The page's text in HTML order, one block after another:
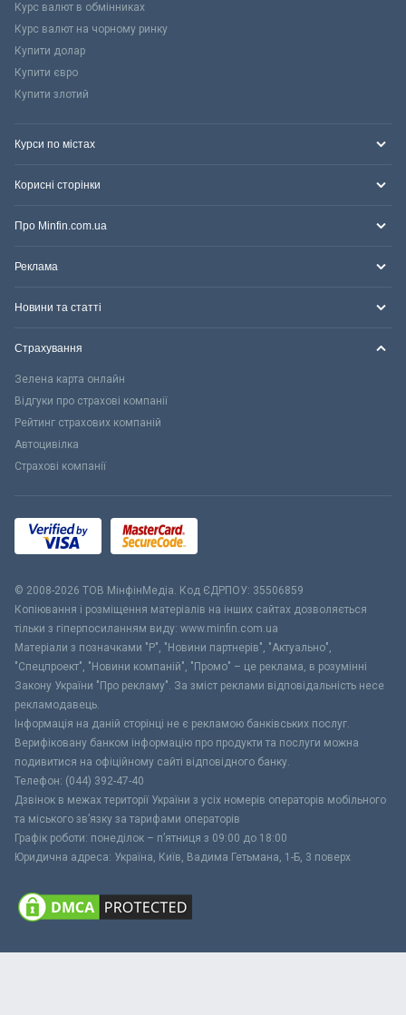
Курс валют в обмінниках
Курс валют на чорному ринку
Купити долар
Купити євро
Купити злотий
Курси по містах
Корисні сторінки
Про Minfin.com.ua
Реклама
Новини та статті
Страхування
Зелена карта онлайн
Відгуки про страхові компанії
Рейтинг страхових компаній
Автоцивілка
Страхові компанії
© 2008-2026 ТОВ МiнфiнМедiа. Код ЄДРПОУ: 35506859
Копіювання і розміщення матеріалів на інших сайтах дозволяється
тільки з гіперпосиланням виду: www.minfin.com.ua
Матеріали з позначками "Р", "Новини партнерів", "Актуально",
"Спецпроект", "Новини компаній", "Промо" – це реклама, в розумінні
Закону України "Про рекламу". За зміст реклами відповідальність несе
рекламодавець.
Інформація на даній сторінці не є рекламою банківських послуг.
Верифіковану банком інформацію про продукти та послуги можна
подивитися на офіційному сайті відповідного банку.
Телефон: (044) 392-47-40
Дзвінок в межах території України з усіх номерів операторів мобільного
та міського зв’язку за тарифами операторів
Графік роботи: понеділок – п’ятниця з 09:00 до 18:00
Юридична адреса: Україна, Київ, Вадима Гетьмана, 1-Б, 3 поверх